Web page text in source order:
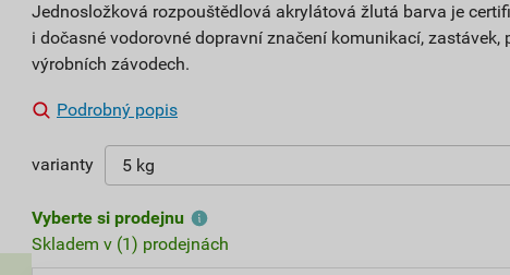
Jednosložková rozpouštědlová akrylátová žlutá barva je
i dočasné vodorovné dopravní značení komunikací,
výrobních závodech.
Podrobný popis
varianty
Vyberte si prodejnu
Skladem v (1) prodejnách